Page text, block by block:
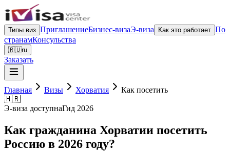
Типы виз ПриглашениеБизнес-визаЭ-виза Как это работает По
странамКонсульства
🇷🇺ru
Заказать
Главная Визы Хорватия
Как посетить
🇭🇷
Э-виза доступнаГид 2026
Как гражданина Хорватии посетить
Россию в 2026 году?